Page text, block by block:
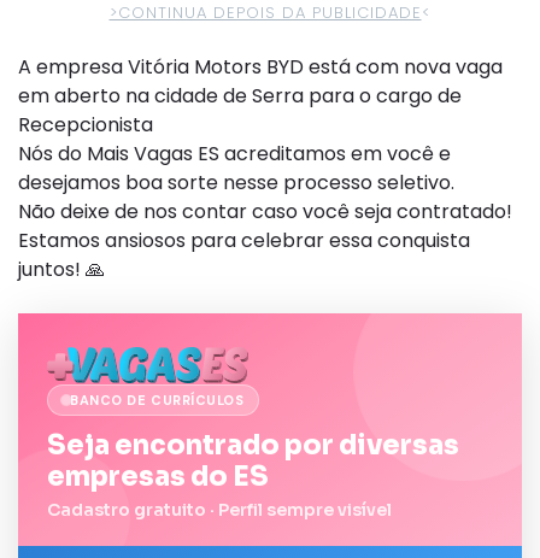
>CONTINUA DEPOIS DA PUBLICIDADE<
A empresa Vitória Motors BYD está com nova vaga
em aberto na cidade de Serra para o cargo de
Recepcionista
Nós do Mais Vagas ES acreditamos em você e
desejamos boa sorte nesse processo seletivo.
Não deixe de nos contar caso você seja contratado!
Estamos ansiosos para celebrar essa conquista
juntos! 🙏
BANCO DE CURRÍCULOS
Seja encontrado por diversas
empresas do ES
Cadastro gratuito · Perfil sempre visível